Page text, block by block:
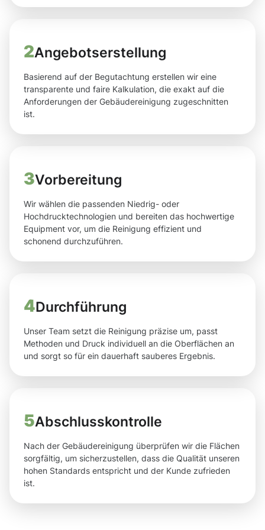
2Angebotserstellung
Basierend auf der Begutachtung erstellen wir eine
transparente und faire Kalkulation, die exakt auf die
Anforderungen der Gebäudereinigung zugeschnitten
ist.
3Vorbereitung
Wir wählen die passenden Niedrig- oder
Hochdrucktechnologien und bereiten das hochwertige
Equipment vor, um die Reinigung effizient und
schonend durchzuführen.
4Durchführung
Unser Team setzt die Reinigung präzise um, passt
Methoden und Druck individuell an die Oberflächen an
und sorgt so für ein dauerhaft sauberes Ergebnis.
5Abschlusskontrolle
Nach der Gebäudereinigung überprüfen wir die Flächen
sorgfältig, um sicherzustellen, dass die Qualität unseren
hohen Standards entspricht und der Kunde zufrieden
ist.